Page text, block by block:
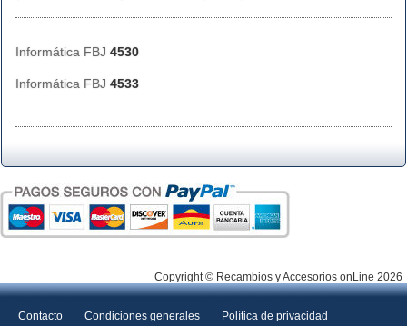
Informática FBJ 4530
Informática FBJ 4533
Copyright © Recambios y Accesorios onLine 2026
Contacto Condiciones generales Política de privacidad